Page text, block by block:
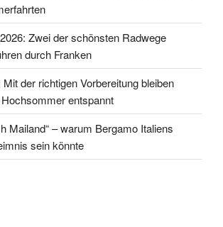
Zwei der schönsten Radwege
durch Franken
der richtigen Vorbereitung bleiben
entspannt
Mailand“ – warum Bergamo Italiens
sein könnte